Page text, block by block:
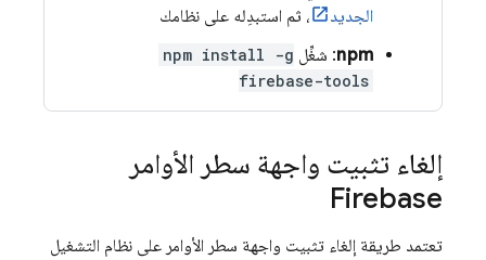
الجديد
، ثم استبدِله على نظامك
npm: شغِّل npm install -g
firebase-tools
إلغاء تثبيت واجهة سطر الأوامر
Firebase
تعتمد طريقة إلغاء تثبيت واجهة سطر الأوامر على نظام التشغيل